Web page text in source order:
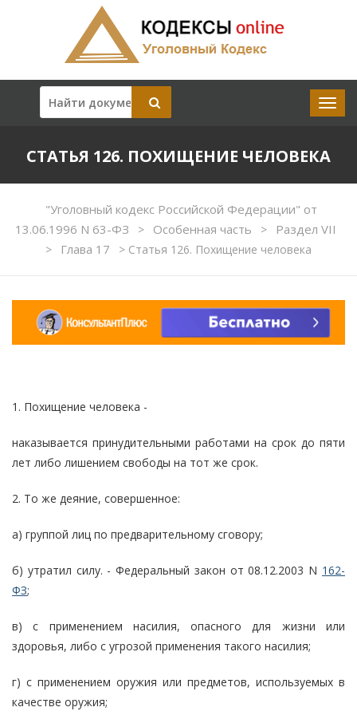
СТАТЬЯ 126. ПОХИЩЕНИЕ ЧЕЛОВЕКА
"Уголовный кодекс Российской Федерации" от
13.06.1996 N 63-ФЗ
> Особенная часть > Раздел VII
> Глава 17 > Статья 126. Похищение человека
1. Похищение человека -
наказывается принудительными работами на срок до пяти
лет либо лишением свободы на тот же срок.
2. То же деяние, совершенное:
а) группой лиц по предварительному сговору;
б) утратил силу. - Федеральный закон от 08.12.2003 N 162-
ФЗ;
в) с применением насилия, опасного для жизни или
здоровья, либо с угрозой применения такого насилия;
г) с применением оружия или предметов, используемых в
качестве оружия;